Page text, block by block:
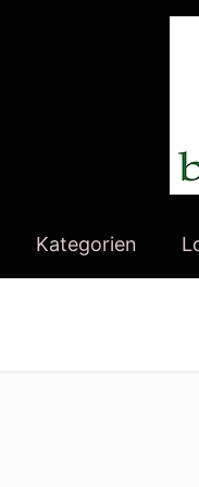
Kategorien